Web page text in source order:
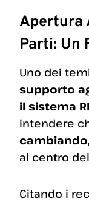
Apertura
Parti: Un
Uno dei
supporto
il sistema
intendere
cambiando
al centro
Citando i